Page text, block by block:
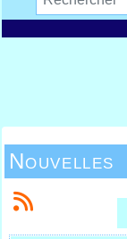
Nouvelles